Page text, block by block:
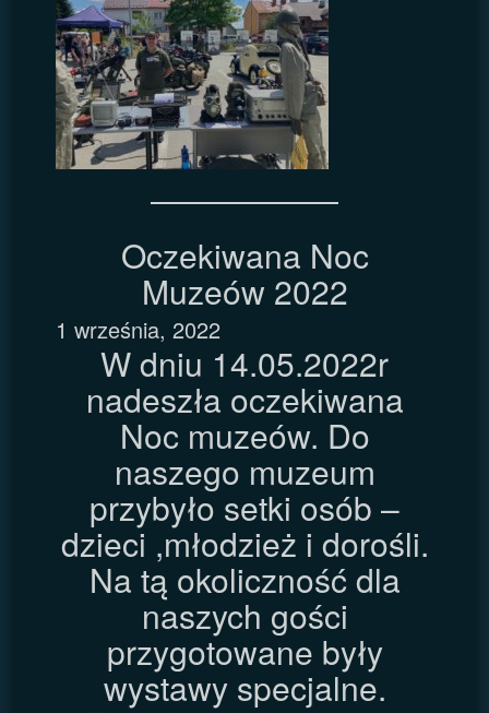
Oczekiwana Noc
Muzeów 2022
1 września, 2022
W dniu 14.05.2022r
nadeszła oczekiwana
Noc muzeów. Do
naszego muzeum
przybyło setki osób –
dzieci ,młodzież i dorośli.
Na tą okoliczność dla
naszych gości
przygotowane były
wystawy specjalne.